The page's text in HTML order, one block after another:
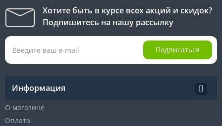
Хотите быть в курсе всех акций и скидок?
Подпишитесь на нашу рассылку
Подписаться
Информация
О магазине
Оплата